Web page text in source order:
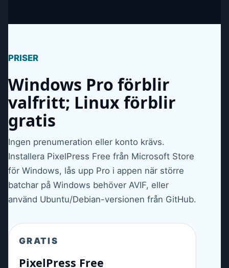
PRISER
Windows Pro förblir
valfritt; Linux förblir
gratis
Ingen prenumeration eller konto krävs.
Installera PixelPress Free från Microsoft Store
för Windows, lås upp Pro i appen när större
batchar på Windows behöver AVIF, eller
använd Ubuntu/Debian-versionen från GitHub.
GRATIS
PixelPress Free